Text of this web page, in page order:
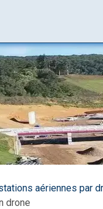
aériennes par
drone